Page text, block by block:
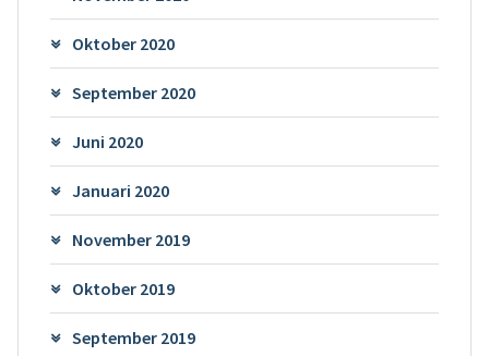
Oktober 2020
September 2020
Juni 2020
Januari 2020
November 2019
Oktober 2019
September 2019